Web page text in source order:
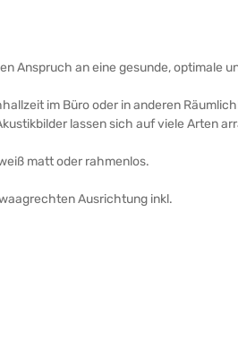
Anspruch an eine gesunde, optimale
im Büro oder in anderen
lassen sich auf viele Arten
matt oder rahmenlos.
Ausrichtung inkl.